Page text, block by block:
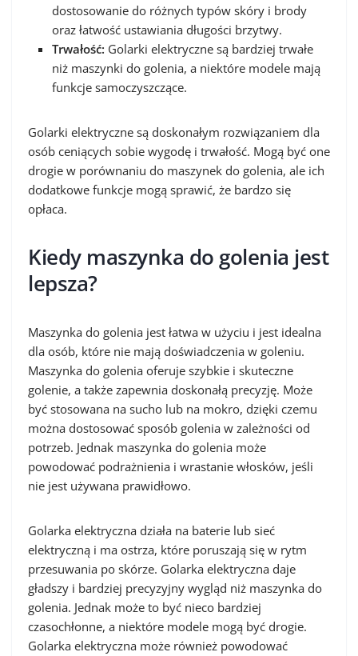
dostosowanie do różnych typów skóry i brody
oraz łatwość ustawiania długości brzytwy.
Trwałość: Golarki elektryczne są bardziej trwałe
niż maszynki do golenia, a niektóre modele mają
funkcje samoczyszczące.
Golarki elektryczne są doskonałym rozwiązaniem dla
osób ceniących sobie wygodę i trwałość. Mogą być one
drogie w porównaniu do maszynek do golenia, ale ich
dodatkowe funkcje mogą sprawić, że bardzo się
opłaca.
Kiedy maszynka do golenia jest
lepsza?
Maszynka do golenia jest łatwa w użyciu i jest idealna
dla osób, które nie mają doświadczenia w goleniu.
Maszynka do golenia oferuje szybkie i skuteczne
golenie, a także zapewnia doskonałą precyzję. Może
być stosowana na sucho lub na mokro, dzięki czemu
można dostosować sposób golenia w zależności od
potrzeb. Jednak maszynka do golenia może
powodować podrażnienia i wrastanie włosków, jeśli
nie jest używana prawidłowo.
Golarka elektryczna działa na baterie lub sieć
elektryczną i ma ostrza, które poruszają się w rytm
przesuwania po skórze. Golarka elektryczna daje
gładszy i bardziej precyzyjny wygląd niż maszynka do
golenia. Jednak może to być nieco bardziej
czasochłonne, a niektóre modele mogą być drogie.
Golarka elektryczna może również powodować